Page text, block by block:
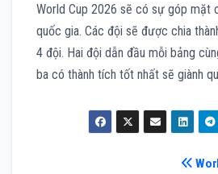
World Cup 2026 sẽ có sự góp mặt
quốc gia. Các đội sẽ được chia
4 đội. Hai đội dẫn đầu mỗi bảng
ba có thành tích tốt nhất sẽ giành